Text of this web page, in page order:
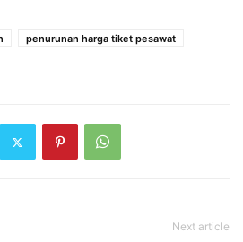
penurunan harga tiket pesawat
Next article